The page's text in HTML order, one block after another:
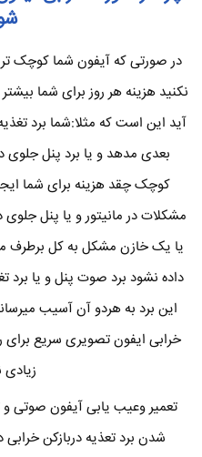
در صورتی که آیفون شما کوچک
نکنید هزینه هر روز برای شما
آید این است که مثلا:شما برد
بعدی مدهد و یا برد پنل
کوچک چقد هزینه برای شما
مشکلات در مانیتور و یا پنل
یا یک خازن مشکل به کل برطرف
داده نشود برد صوت پنل و یا برد
این برد به هردو آن آسیب
خرابی ایفون تصویری سریع برای
زیادی
تعمیر وعیب یابی آیفون صوتی و
شدن برد تعذیه دربازکن